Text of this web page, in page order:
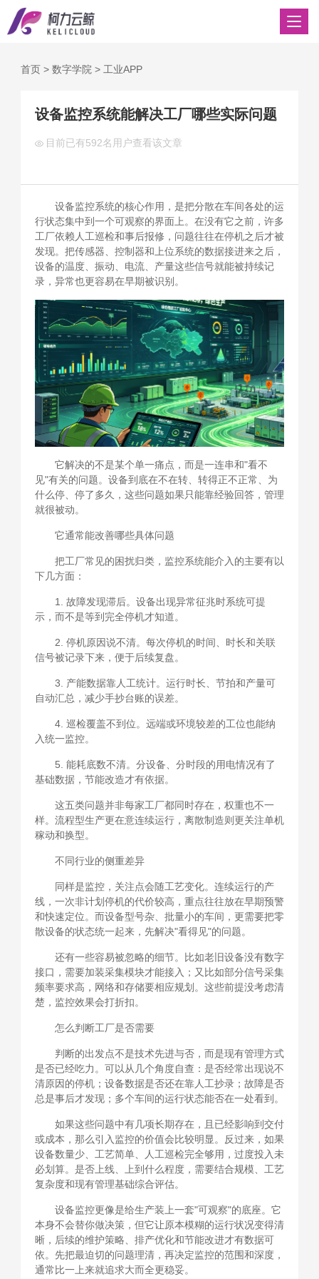
首页> 数字学院 > 工业APP
设备监控系统能解决工厂哪些实际问题
目前已有592名用户查看该文章
设备监控系统的核心作用，是把分散在车间各处的运
行状态集中到一个可观察的界面上。在没有它之前，许多
工厂依赖人工巡检和事后报修，问题往往在停机之后才被
发现。把传感器、控制器和上位系统的数据接进来之后，
设备的温度、振动、电流、产量这些信号就能被持续记
录，异常也更容易在早期被识别。
它解决的不是某个单一痛点，而是一连串和"看不
见"有关的问题。设备到底在不在转、转得正不正常、为
什么停、停了多久，这些问题如果只能靠经验回答，管理
就很被动。
它通常能改善哪些具体问题
把工厂常见的困扰归类，监控系统能介入的主要有以
下几方面：
1. 故障发现滞后。设备出现异常征兆时系统可提
示，而不是等到完全停机才知道。
2. 停机原因说不清。每次停机的时间、时长和关联
信号被记录下来，便于后续复盘。
3. 产能数据靠人工统计。运行时长、节拍和产量可
自动汇总，减少手抄台账的误差。
4. 巡检覆盖不到位。远端或环境较差的工位也能纳
入统一监控。
5. 能耗底数不清。分设备、分时段的用电情况有了
基础数据，节能改造才有依据。
这五类问题并非每家工厂都同时存在，权重也不一
样。流程型生产更在意连续运行，离散制造则更关注单机
稼动和换型。
不同行业的侧重差异
同样是监控，关注点会随工艺变化。连续运行的产
线，一次非计划停机的代价较高，重点往往放在早期预警
和快速定位。而设备型号杂、批量小的车间，更需要把零
散设备的状态统一起来，先解决"看得见"的问题。
还有一些容易被忽略的细节。比如老旧设备没有数字
接口，需要加装采集模块才能接入；又比如部分信号采集
频率要求高，网络和存储要相应规划。这些前提没考虑清
楚，监控效果会打折扣。
怎么判断工厂是否需要
判断的出发点不是技术先进与否，而是现有管理方式
是否已经吃力。可以从几个角度自查：是否经常出现说不
清原因的停机；设备数据是否还在靠人工抄录；故障是否
总是事后才发现；多个车间的运行状态能否在一处看到。
如果这些问题中有几项长期存在，且已经影响到交付
或成本，那么引入监控的价值会比较明显。反过来，如果
设备数量少、工艺简单、人工巡检完全够用，过度投入未
必划算。是否上线、上到什么程度，需要结合规模、工艺
复杂度和现有管理基础综合评估。
设备监控更像是给生产装上一套"可观察"的底座。它
本身不会替你做决策，但它让原本模糊的运行状况变得清
晰，后续的维护策略、排产优化和节能改进才有数据可
依。先把最迫切的问题理清，再决定监控的范围和深度，
通常比一上来就追求大而全更稳妥。